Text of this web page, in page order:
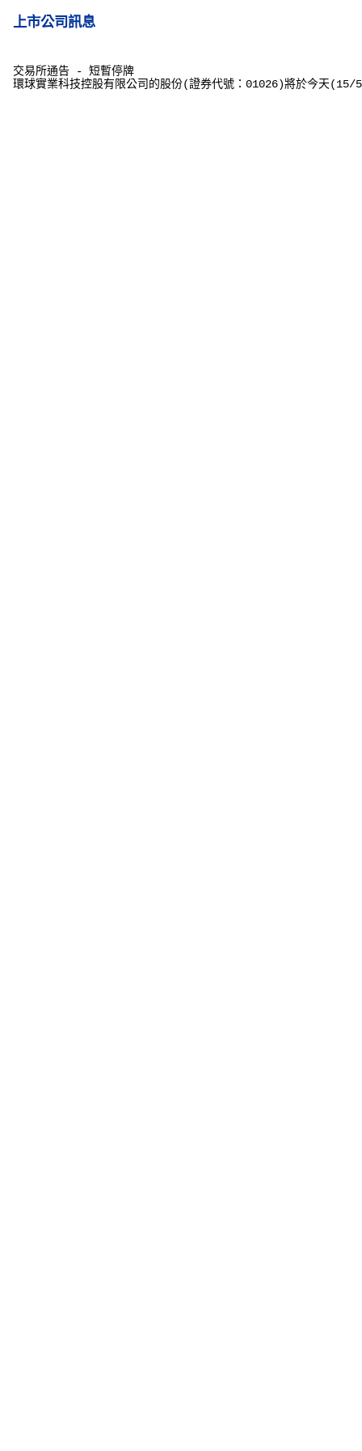
上市公司訊息
交易所通告 - 短暫停牌
環球實業科技控股有限公司的股份(證券代號： 01026)將於今天(15/